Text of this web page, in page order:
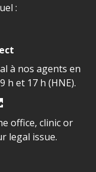
:
à nos agents en
h et 17 h (HNE).
office, clinic or
legal issue.